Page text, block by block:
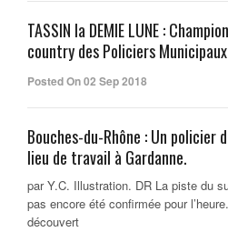
TASSIN la DEMIE LUNE :
country des Policiers Municipaux
Posted On 02 Sep 2018
Bouches-du-Rhône : Un policier
lieu de travail à Gardanne.
par Y.C. Illustration. DR La piste du
pas encore été confirmée pour
découvert